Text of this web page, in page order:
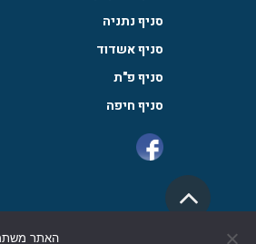
סניף נתניה
סניף אשדוד
סניף פ"ת
סניף חיפה
כל הזכויות שמורות ל.י.א.ל |בניית
גלילה
לראש האתר